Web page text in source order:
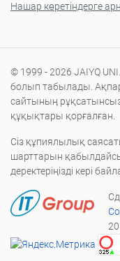
Нашар көретіндерге
© 1999 - 2026 JAIYQ
болып табылады.
сайтының
құқықтары қорғалған.
Сіз құпиялылық
шарттарын
деректеріңізді кері